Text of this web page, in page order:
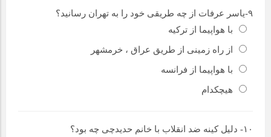
۹-یاسر عرفات از چه طریقی خود را به تهران رسانید؟
با هواپیما از ترکیه
از راه زمینی از طریق عراق ، خرمشهر
با هواپیما از فرانسه
هیچکدام
۱۰- دلیل کینه ضد انقلاب با خانم حدیدچی چه بود؟